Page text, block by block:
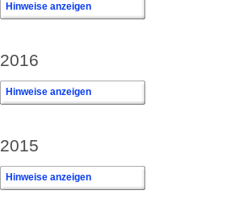
Hinweise anzeigen
2016
Hinweise anzeigen
2015
Hinweise anzeigen